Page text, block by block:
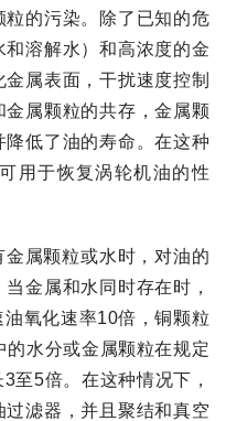
的污染。除了已知的危
溶解水）和高浓度的金
属表面，干扰速度控制
属颗粒的共存，金属颗
低了油的寿命。在这种
用于恢复涡轮机油的性
属颗粒或水时，对油的
金属和水同时存在时，
氧化速率10倍，铜颗粒
水分或金属颗粒在规定
至5倍。在这种情况下，
滤器，并且聚结和真空